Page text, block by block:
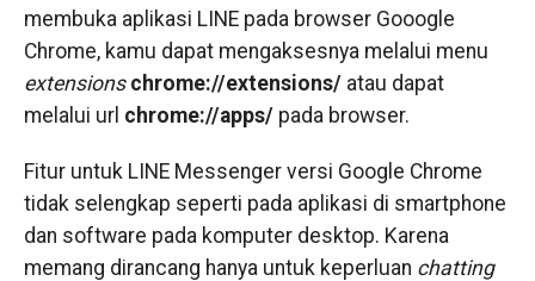
membuka aplikasi LINE pada browser Gooogle
Chrome, kamu dapat mengaksesnya melalui menu
extensionschrome://extensions/atau dapat
melalui url chrome://apps/ pada browser.
Fitur untuk LINE Messenger versi Google Chrome
tidak selengkap seperti pada aplikasi di smartphone
dan software pada komputer desktop. Karena
memang dirancang hanya untuk keperluan chatting